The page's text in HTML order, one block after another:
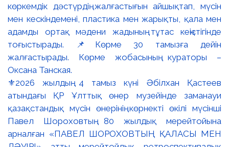
⚜️2026 жылдың 4 тамыз күні Әбілхан Қастеев
атындағы ҚР Ұлттық өнер музейінде заманауи
қазақстандық мүсін өнерінің көрнекті өкілі мүсінші
Павел Шороховтың 80 жылдық мерейтойына
арналған «ПАВЕЛ ШОРОХОВТЫҢ ҚАЛАСЫ МЕН